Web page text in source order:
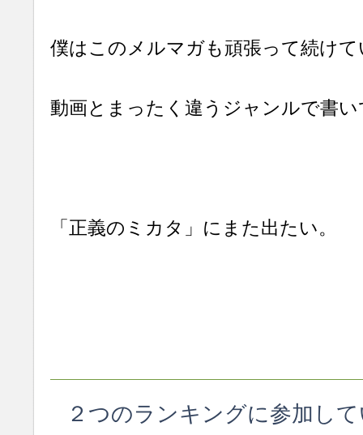
僕はこのメルマガも頑張って続けて
動画とまったく違うジャンルで書
「正義のミカタ」にまた出たい。
２つのランキングに参加し